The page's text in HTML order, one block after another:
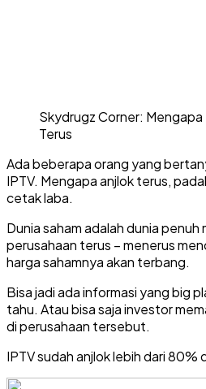
Skydrugz Corner: Mengapa
Terus
Ada beberapa orang yang
IPTV. Mengapa anjlok terus,
cetak laba.
Dunia saham adalah dunia
perusahaan terus – menerus
harga sahamnya akan terbang.
Bisa jadi ada informasi yang big
tahu. Atau bisa saja investor
di perusahaan tersebut.
IPTV sudah anjlok lebih dari